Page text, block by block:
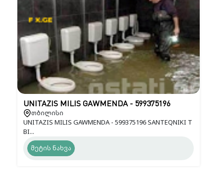
UNITAZIS MILIS GAWMENDA - 599375196
თბილისი
UNITAZIS MILIS GAWMENDA - 599375196 SANTEQNIKI T
BI...
მეტის ნახვა